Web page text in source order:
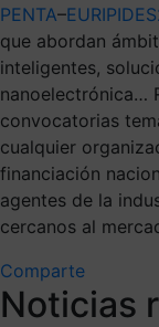
PENTA–
que abordan
inteligentes,
nanoelectrónica…
convocatorias
cualquier
financiación
agentes de la
cercanos al
Comparte
Noticias